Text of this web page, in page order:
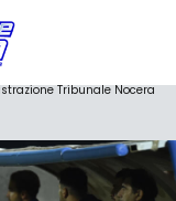
Tribunale Nocera